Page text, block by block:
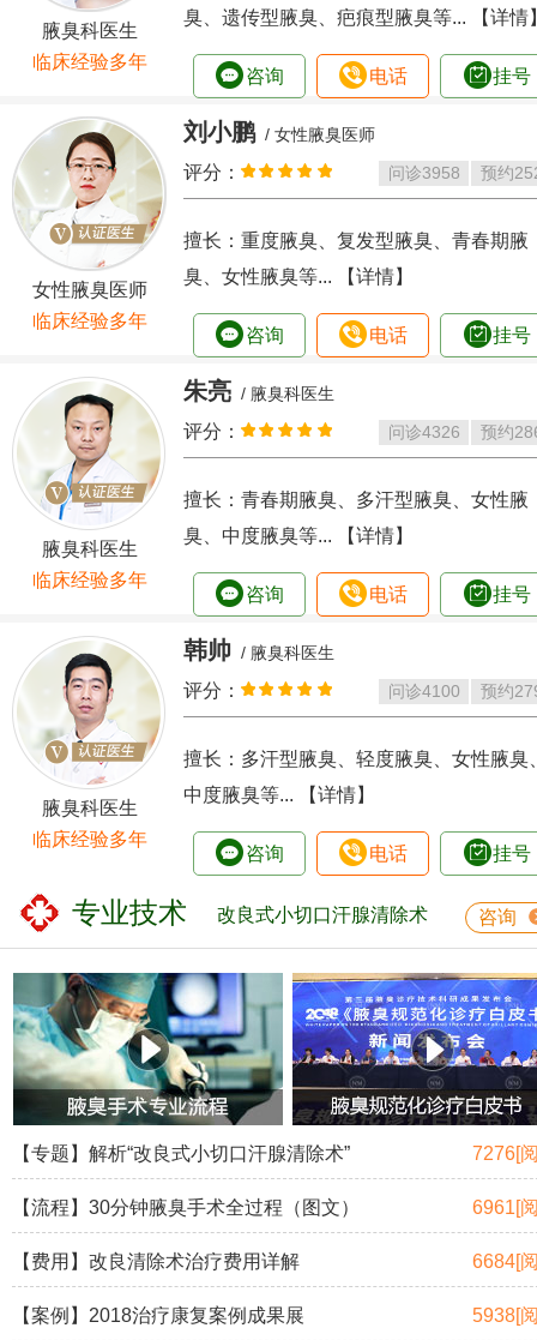
腋臭科医生
临床经验多年
臭、遗传型腋臭、疤痕型腋臭等... 【详情
咨询 电话 挂号
女性腋臭医师
临床经验多年
刘小鹏 / 女性腋臭医师
评分： 问诊3958 预约
擅长：重度腋臭、复发型腋臭、青春期腋
臭、女性腋臭等...
【详情】
咨询 电话 挂号
腋臭科医生
临床经验多年
朱亮 / 腋臭科医生
评分： 问诊4326 预约
擅长：青春期腋臭、多汗型腋臭、女性腋
臭、中度腋臭等...
【详情】
咨询 电话 挂号
腋臭科医生
临床经验多年
韩帅 / 腋臭科医生
评分： 问诊4100 预约
擅长：多汗型腋臭、轻度腋臭、女性腋臭
中度腋臭等...
【详情】
咨询 电话 挂号
专业技术 改良式小切口汗腺清除术 咨询
【专题】解析“改良式小切口汗腺清除术” 7276[
【流程】30分钟腋臭手术全过程（图文） 6961[
【费用】改良清除术治疗费用详解 6684[
【案例】2018治疗康复案例成果展 5938[